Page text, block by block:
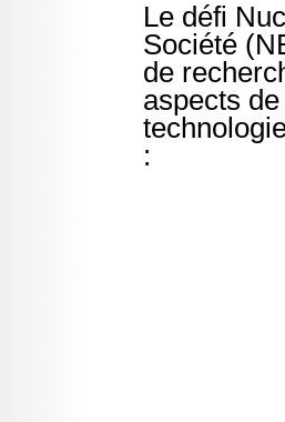
Le défi
Société
de
aspects
: